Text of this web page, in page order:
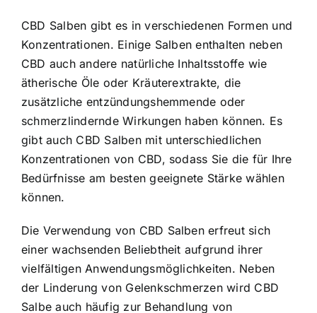
CBD Salben gibt es in verschiedenen Formen und
Konzentrationen. Einige Salben enthalten neben
CBD auch andere natürliche Inhaltsstoffe wie
ätherische Öle oder Kräuterextrakte, die
zusätzliche entzündungshemmende oder
schmerzlindernde Wirkungen haben können. Es
gibt auch CBD Salben mit unterschiedlichen
Konzentrationen von CBD, sodass Sie die für Ihre
Bedürfnisse am besten geeignete Stärke wählen
können.
Die Verwendung von CBD Salben erfreut sich
einer wachsenden Beliebtheit aufgrund ihrer
vielfältigen Anwendungsmöglichkeiten. Neben
der Linderung von Gelenkschmerzen wird CBD
Salbe auch häufig zur Behandlung von